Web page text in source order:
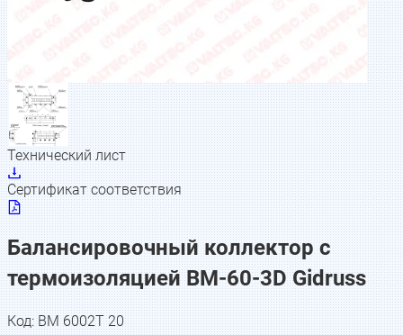
Технический лист
Сертификат соответствия
Балансировочный коллектор с
термоизоляцией BM-60-3D Gidruss
Код:BM 6002T 20